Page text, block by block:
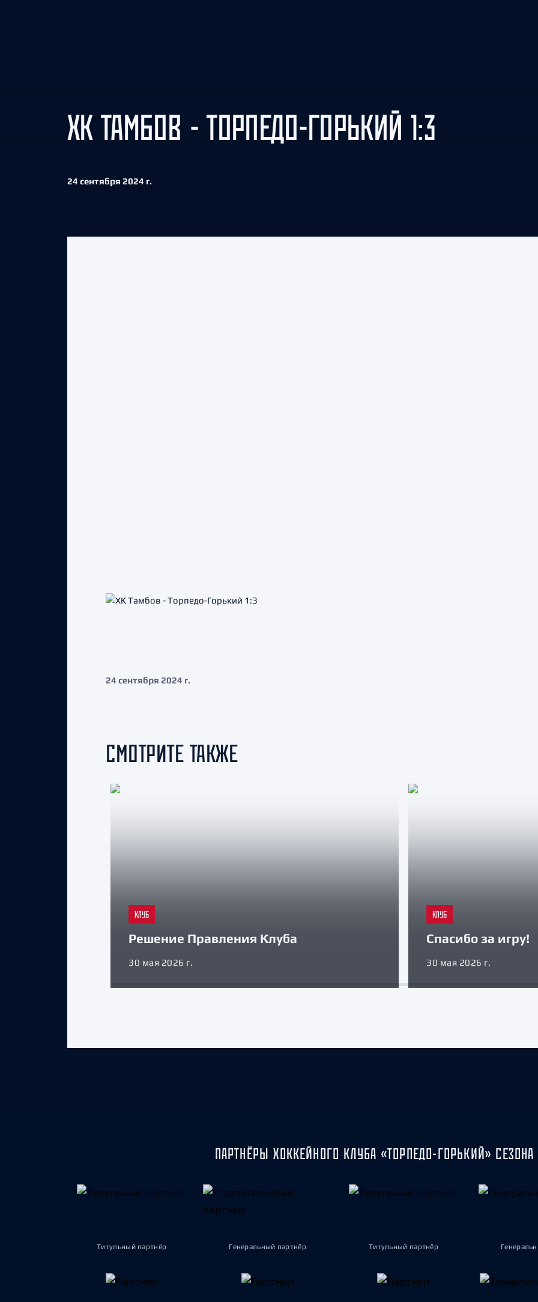
ХК ТАМБОВ - ТОРПЕДО-ГОРЬКИЙ 1:3
24 сентября 2024 г.
24 сентября 2024 г.
СМОТРИТЕ ТАКЖЕ
КЛУБ
Решение Правления Клуба
30 мая 2026 г.
КЛУБ
Спасибо за игру!
30 мая 2026 г.
ПАРТНЁРЫ ХОККЕЙНОГО КЛУБА «ТОРПЕДО-ГОРЬКИЙ» СЕЗОНА
Титульный партнёр Генеральный партнёр Титульный партнёр